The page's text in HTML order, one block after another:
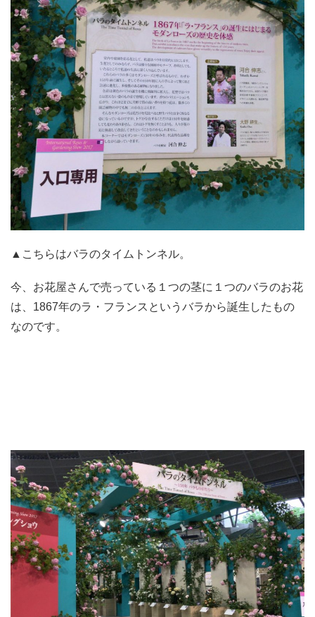
▲こちらはバラのタイムトンネル。
今、お花屋さんで売っている１つの茎に１つのバラのお花
は、1867年のラ・フランスというバラから誕生したもの
なのです。